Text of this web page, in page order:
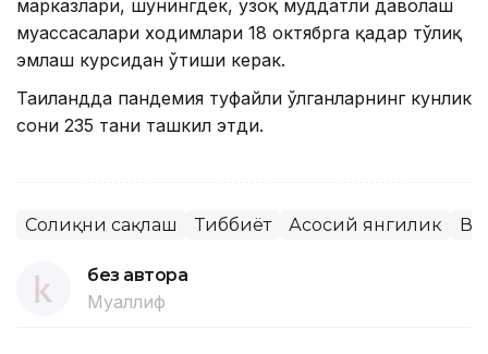
марказлари, шунингдек, узоқ муддатли даволаш
муассасалари ходимлари 18 октябрга қадар тўлиқ
эмлаш курсидан ўтиши керак.
Таиландда пандемия туфайли ўлганларнинг кунлик
сони 235 тани ташкил этди.
Соғлиқни сақлаш Тиббиёт Асосий янгилик
без автора
Муаллиф